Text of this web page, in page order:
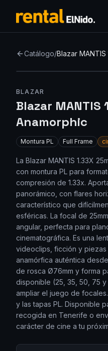
Catálogo/Blazar MANTIS
BLAZAR
Blazar MANTIS
Anamorphic
Montura PL Full Frame
La Blazar MANTIS 1.33X
con montura PL para
compresión de 1.33x.
panorámico, con flares
característico que
esféricas. La focal de
angular, perfecta para
cinematográfica. Es una
videoclips, ficción y
anamórfica auténtica
de rosca Ø76mm y forma
disponible (25, 35, 50, 75
ampliar el juego de
y las tapas PL. Disponible
recogida en Tenerife o
carácter de cine a tu